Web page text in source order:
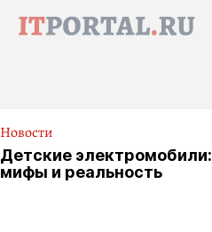
Новости
Детские электромобили:
мифы и реальность